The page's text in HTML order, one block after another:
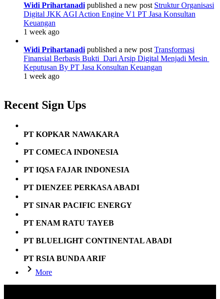
Widi Prihartanadi published a new post Struktur Organisasi
Digital JKK AGI Action Engine V1 PT Jasa Konsultan
Keuangan
1 week ago
Widi Prihartanadi published a new post Transformasi
Finansial Berbasis Bukti Dari Arsip Digital Menjadi Mesin
Keputusan By PT Jasa Konsultan Keuangan
1 week ago
Recent Sign Ups
PT KOPKAR NAWAKARA
PT COMECA INDONESIA
PT IQSA FAJAR INDONESIA
PT DIENZEE PERKASA ABADI
PT SINAR PACIFIC ENERGY
PT ENAM RATU TAYEB
PT BLUELIGHT CONTINENTAL ABADI
PT RSIA BUNDA ARIF
More